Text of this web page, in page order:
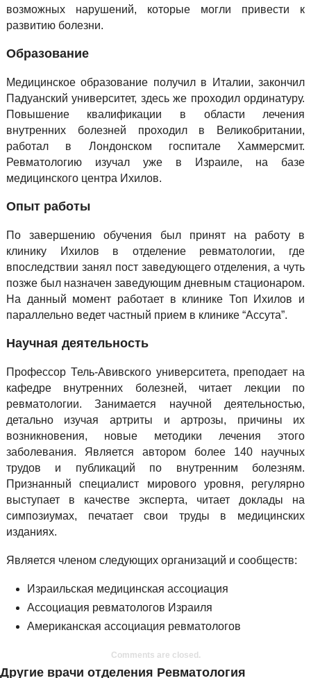
возможных нарушений, которые могли привести к
развитию болезни.
Образование
Медицинское образование получил в Италии, закончил
Падуанский университет, здесь же проходил ординатуру.
Повышение квалификации в области лечения
внутренних болезней проходил в Великобритании,
работал в Лондонском госпитале Хаммерсмит.
Ревматологию изучал уже в Израиле, на базе
медицинского центра Ихилов.
Опыт работы
По завершению обучения был принят на работу в
клинику Ихилов в отделение ревматологии, где
впоследствии занял пост заведующего отделения, а чуть
позже был назначен заведующим дневным стационаром.
На данный момент работает в клинике Топ Ихилов и
параллельно ведет частный прием в клинике “Ассута”.
Научная деятельность
Профессор Тель-Авивского университета, преподает на
кафедре внутренних болезней, читает лекции по
ревматологии. Занимается научной деятельностью,
детально изучая артриты и артрозы, причины их
возникновения, новые методики лечения этого
заболевания. Является автором более 140 научных
трудов и публикаций по внутренним болезням.
Признанный специалист мирового уровня, регулярно
выступает в качестве эксперта, читает доклады на
симпозиумах, печатает свои труды в медицинских
изданиях.
Является членом следующих организаций и сообществ:
Израильская медицинская ассоциация
Ассоциация ревматологов Израиля
Американская ассоциация ревматологов
Comments are closed.
Другие врачи отделения Ревматология